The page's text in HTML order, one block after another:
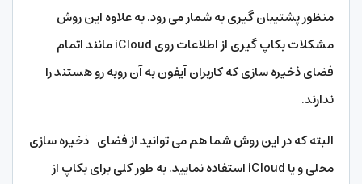
منظور پشتیبان گیری به شمار می رود. به علاوه این روش
مشکلات بکاپ گیری از اطلاعات روی iCloud مانند اتمام
فضای ذخیره سازی که کاربران آیفون به آن روبه رو هستند را
ندارند.
البته که در این روش شما هم می توانید از فضای ذخیره سازی
محلی و یا iCloud استفاده نمایید. به طور کلی برای بکاپ از